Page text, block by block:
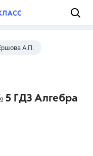
А.П.
5 ГДЗ Алгебра